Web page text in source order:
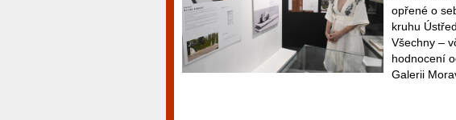
opřené o
kruhu
Všechny –
hodnocení
Galerii